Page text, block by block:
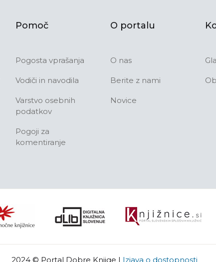
Pomoč
Pogosta vprašanja
Vodiči in navodila
Varstvo osebnih
podatkov
Pogoji za
komentiranje
O portalu
O nas
Berite z nami
Novice
2024 © Portal Dobre Knjige | Izjava o dostopnosti